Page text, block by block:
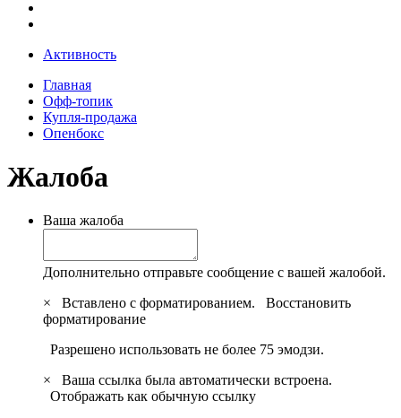
Активность
Главная
Офф-топик
Купля-продажа
Опенбокс
Жалоба
Ваша жалоба
Дополнительно отправьте сообщение с вашей жалобой.
×
Вставлено с форматированием. Восстановить
форматирование
Разрешено использовать не более 75 эмодзи.
×
Ваша ссылка была автоматически встроена.
Отображать как обычную ссылку